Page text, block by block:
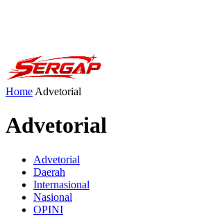
Home Advetorial
Advetorial
Advetorial
Daerah
Internasional
Nasional
OPINI